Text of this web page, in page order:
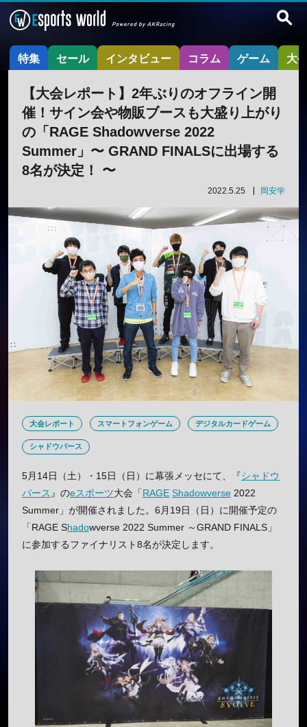
特集 セール インタビュー コラム ゲーム 大
【大会レポート】2年ぶりのオフライン開
催！サイン会や物販ブースも大盛り上がり
の「RAGE Shadowverse 2022
Summer」〜 GRAND FINALSに出場する
8名が決定！ 〜
2022.5.25 岡安学
大会レポート スマートフォンゲーム デジタルカードゲーム
シャドウバース
5月14日（土）・15日（日）に幕張メッセにて、『シャドウ
バース 』のeスポーツ大会「RAGE Shadowverse 2022
Summer」が開催されました。6月19日（日）に開催予定の
「RAGE Shadowverse 2022 Summer ～GRAND FINALS」
に参加するファイナリスト8名が決定します。